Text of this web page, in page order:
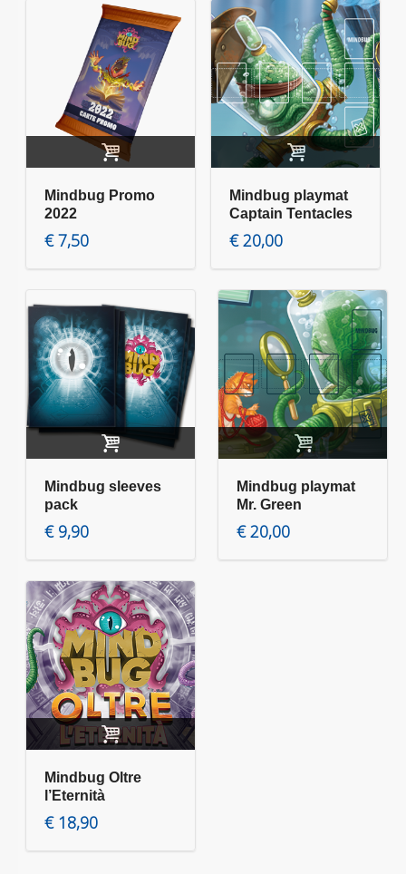
Aggiungi al carrello
Mindbug Promo
2022
€7,50
Aggiungi al carrello
Mindbug playmat
Captain Tentacles
€20,00
Aggiungi al carrello
Mindbug sleeves
pack
€9,90
Aggiungi al carrello
Mindbug playmat
Mr. Green
€20,00
Aggiungi al carrello
Mindbug Oltre
l’Eternità
€18,90